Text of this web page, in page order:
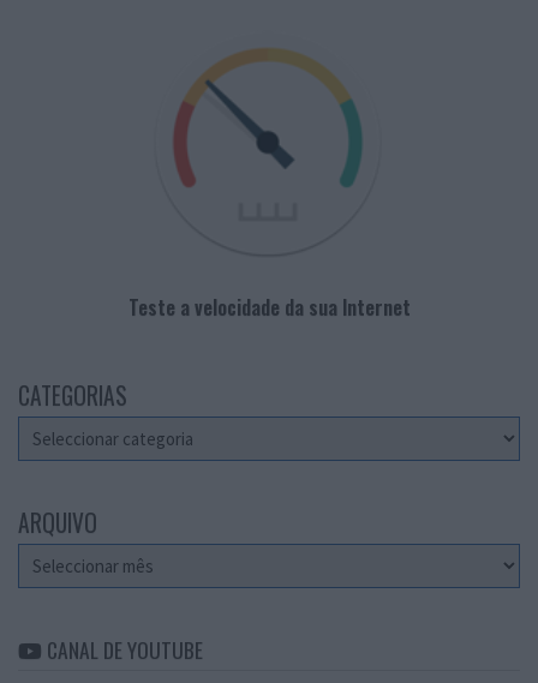
Teste a velocidade da sua Internet
CATEGORIAS
Categorias
ARQUIVO
Arquivo
CANAL DE YOUTUBE